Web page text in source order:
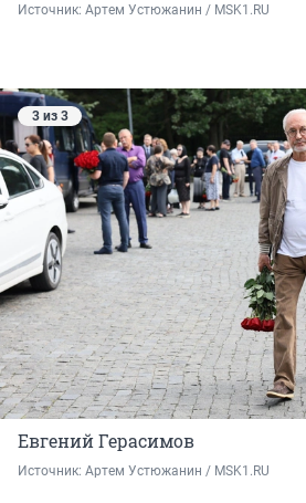
Источник: Артем Устюжанин / MSK1.RU
3 из 3
Евгений Герасимов
Источник: Артем Устюжанин / MSK1.RU